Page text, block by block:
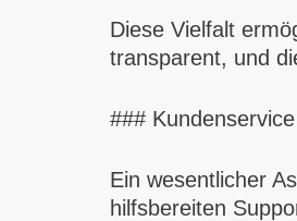
Diese Vielfalt
transparent, und
###
Ein wesentlicher
hilfsbereiten